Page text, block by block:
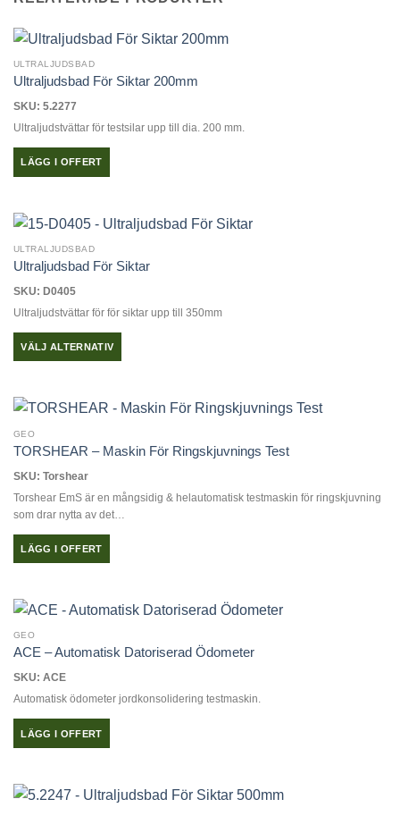
ULTRALJUDSBAD
Ultraljudsbad För Siktar 200mm
SKU: 5.2277
Ultraljudstvättar för testsilar upp till dia. 200 mm.
LÄGG I OFFERT
ULTRALJUDSBAD
Ultraljudsbad För Siktar
SKU: D0405
Ultraljudstvättar för för siktar upp till 350mm
VÄLJ ALTERNATIV
produkten
flera
De
olika
alternativen
kan
GEO
TORSHEAR – Maskin För Ringskjuvnings Test
SKU: Torshear
Torshear EmS är en mångsidig & helautomatisk testmaskin för ringskjuvning
som drar nytta av det…
LÄGG I OFFERT
GEO
ACE – Automatisk Datoriserad Ödometer
SKU: ACE
Automatisk ödometer jordkonsolidering testmaskin.
LÄGG I OFFERT